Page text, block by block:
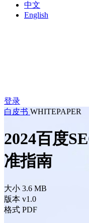
中文
English
登录
白皮书 WHITEPAPER
2024百度
准指南
大小 3.6 MB
版本 v1.0
格式 PDF